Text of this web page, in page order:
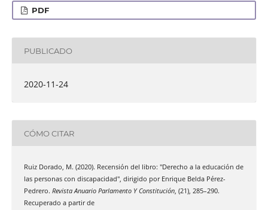
PDF
PUBLICADO
2020-11-24
CÓMO CITAR
Ruiz Dorado, M. (2020). Recensión del libro: "Derecho a la educación de
las personas con discapacidad", dirigido por Enrique Belda Pérez-
Pedrero. Revista Anuario Parlamento Y Constitución, (21), 285–290.
Recuperado a partir de